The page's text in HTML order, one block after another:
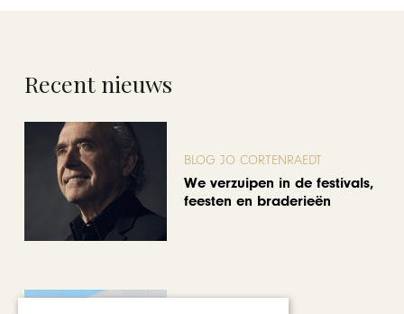
Recent nieuws
BLOG JO CORTENRAEDT
We verzuipen in de festivals,
feesten en braderieën